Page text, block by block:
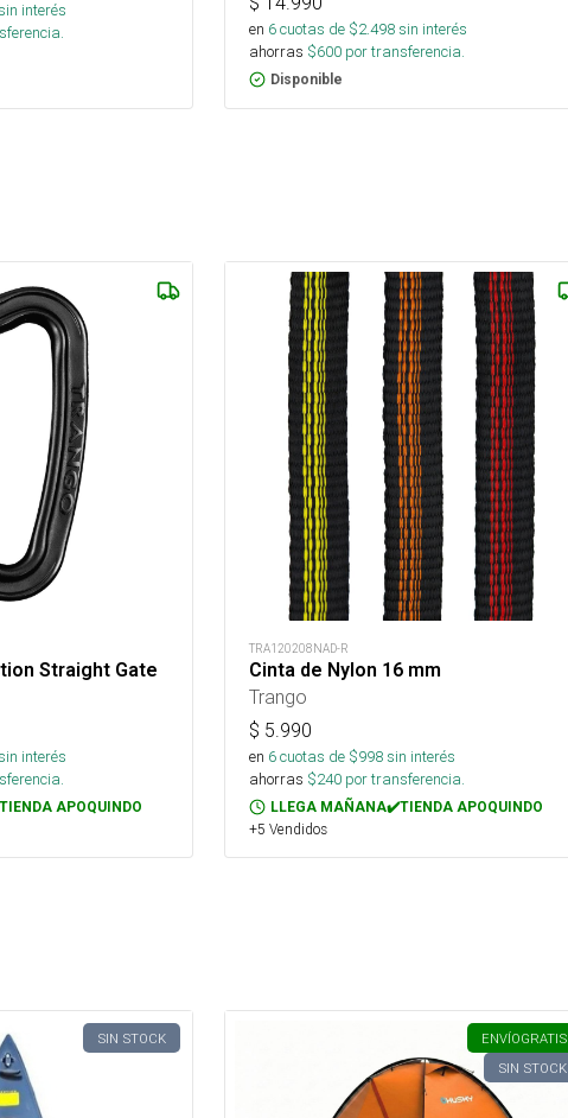
interés
en 6cuotas de $2.498sin interés
ahorras $600 por transferencia.
Disponible
Straight Gate
interés
APOQUINDO
TRA120208NAD-R
Cinta de Nylon 16 mm
Trango
$ 5.990
en 6cuotas de $998sin interés
ahorras $240 por transferencia.
LLEGA MAÑANA✔️TIENDA APOQUINDO
+5 Vendidos
SIN STOCK ENVÍOGRATIS
SIN STOCK